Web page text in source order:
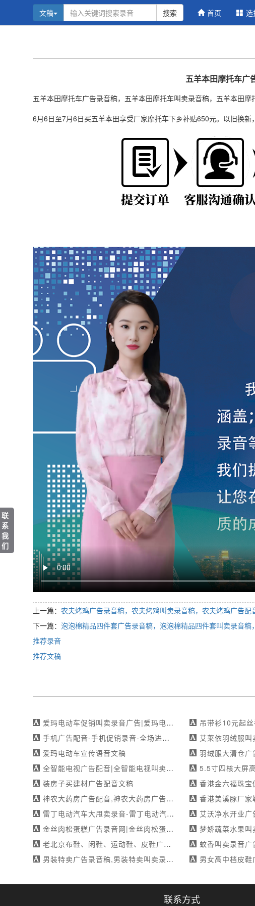
文稿 搜索 首页 选
五羊本田摩托车广
五羊本田摩托车广告录音稿，五羊本田摩托车叫卖录音稿，五羊本田摩
6月6日至7月6日买五羊本田享受厂家摩托车下乡补贴650元。以旧换
上一篇： 农夫烤鸡广告录音稿，农夫烤鸡叫卖录音稿，农夫烤鸡广告配
下一篇： 泡泡棉精品四件套广告录音稿，泡泡棉精品四件套叫卖录音
推荐录音
推荐文稿
爱玛电动车促销叫卖录音广告|爱玛电动车广告录音叫卖语音-玉秀文化-真人试音
手机广告配音-手机促销录音-全场进价销售，分期零首付零利息，惊喜连连-满足不同需求
爱玛电动车宣传语音文稿
全智能电视广告配音|全智能电视叫卖录音|超值特惠-mp3制作
装房子买建材广告配音文稿
神农大药房广告配音,神农大药房广告录音,神农大药房叫卖录音
雷丁电动汽车大甩卖录音-雷丁电动汽车活动录音-万人拼购盛宴开启
金丝肉松蛋糕广告录音网|金丝肉松蛋糕广告录音叫卖|特惠促销-录音棚制作
老北京布鞋、闲鞋、运动鞋、皮鞋广告录音稿，老北京布鞋、闲鞋、运动鞋、皮鞋叫卖录音稿，老北京布鞋、闲鞋、运动鞋、皮鞋广告配音稿
男装特卖广告录音稿,男装特卖叫卖录音稿,男装特卖广告配音稿
吊带衫10元起丝袜15元两条广告录音稿，吊带衫10
艾莱依羽绒服叫卖录音广告配
羽绒服大清仓广告配音,羽绒
5.5寸四核大屏高速智能手机广告录音稿，5.5寸四核大
香港金六福珠宝促销广告录音叫
香港美溪豚厂
艾沃净水开业广告录音稿，艾沃净
梦娇蔬菜水果叫
蚊香叫卖录音广告-蚊香清货
男女高中档皮鞋
联系方式
联
系
我
们